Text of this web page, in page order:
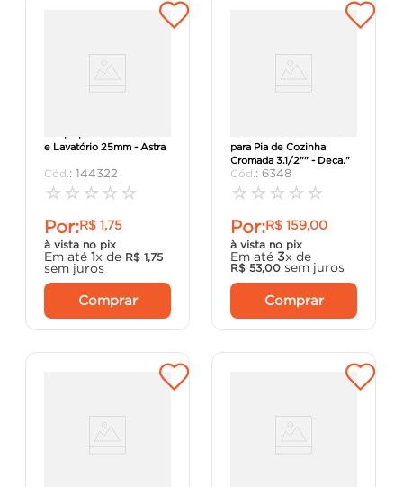
e Lavatório 25mm - Astra
: 144322
☆ ☆ ☆ ☆ ☆
Por:R$ 1,75
à vista no pix
Em até 1x de R$ 1,75
sem juros
Comprar
para Pia de Cozinha
Cromada 3.1/2"" - Deca."
: 6348
☆ ☆ ☆ ☆ ☆
Por:R$ 159,00
à vista no pix
Em até 3x de
R$ 53,00 sem juros
Comprar